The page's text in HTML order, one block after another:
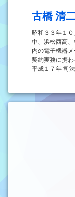
古橋 清
昭和３３年１
中、浜松西高
内の電子機器
契約実務に携
平成１７年 司